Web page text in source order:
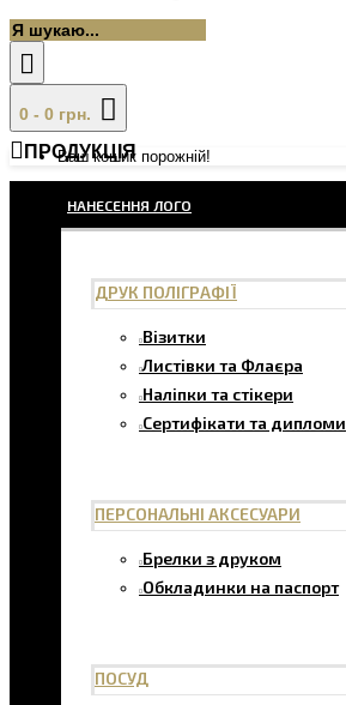
0 - 0 грн.
Ваш кошик порожній!
ПРОДУКЦІЯ
НАНЕСЕННЯ ЛОГО
ДРУК ПОЛІГРАФІЇ
Візитки
Листівки та Флаєра
Наліпки та стікери
Сертифікати та дипломи
ПЕРСОНАЛЬНІ АКСЕСУАРИ
Брелки з друком
Обкладинки на паспорт
ПОСУД